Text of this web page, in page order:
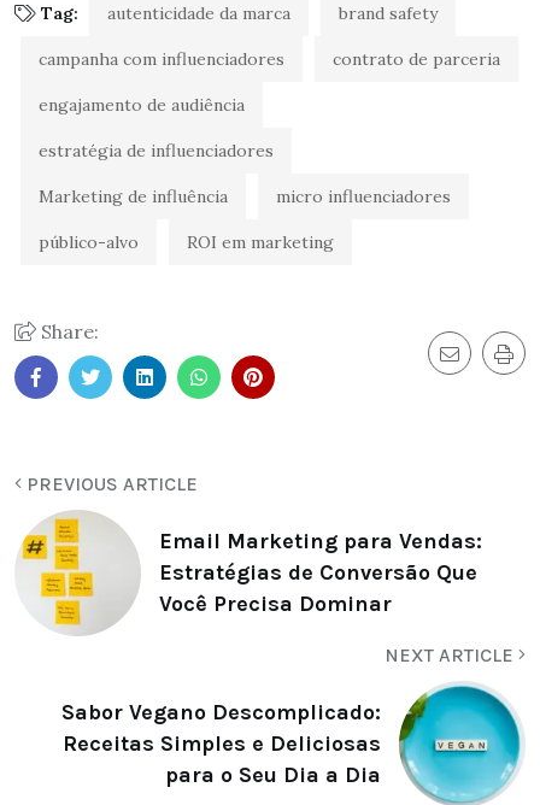
Tag: autenticidade da marca brand safety
campanha com influenciadores contrato de parceria
engajamento de audiência
estratégia de influenciadores
Marketing de influência micro influenciadores
público-alvo ROI em marketing
Share:
PREVIOUS ARTICLE
Email Marketing para Vendas:
Estratégias de Conversão Que
Você Precisa Dominar
NEXT ARTICLE
Sabor Vegano Descomplicado:
Receitas Simples e Deliciosas
para o Seu Dia a Dia